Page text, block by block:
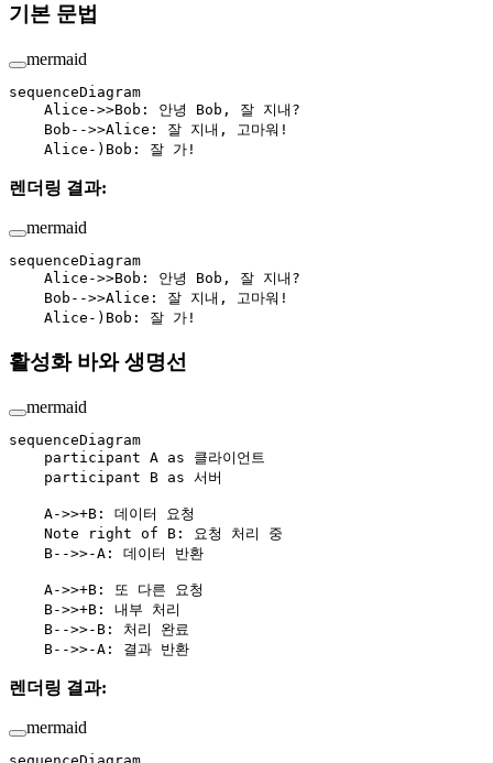
기본 문법
mermaid
sequenceDiagram
    Alice->>Bob: 안녕 Bob, 잘 지내?
    Bob-->>Alice: 잘 지내, 고마워!
    Alice-)Bob: 잘 가!
렌더링 결과:
mermaid
sequenceDiagram
    Alice->>Bob: 안녕 Bob, 잘 지내?
    Bob-->>Alice: 잘 지내, 고마워!
    Alice-)Bob: 잘 가!
활성화 바와 생명선
mermaid
sequenceDiagram
    participant A as 클라이언트
    participant B as 서버
    A->>+B: 데이터 요청
    Note right of B: 요청 처리 중
    B-->>-A: 데이터 반환
    A->>+B: 또 다른 요청
    B->>+B: 내부 처리
    B-->>-B: 처리 완료
    B-->>-A: 결과 반환
렌더링 결과:
mermaid